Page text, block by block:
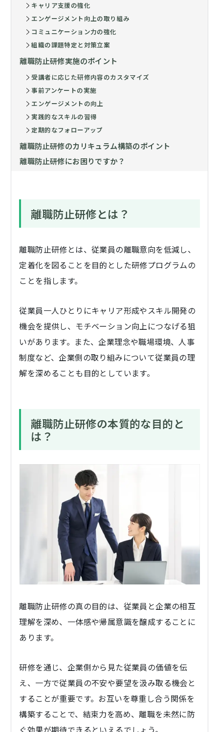
キャリア支援の強化
エンゲージメント向上の取り組み
コミュニケーション力の強化
組織の課題特定と対策立案
離職防止研修実施のポイント
受講者に応じた研修内容のカスタマイズ
事前アンケートの実施
エンゲージメントの向上
実践的なスキルの習得
定期的なフォローアップ
離職防止研修のカリキュラム構築のポイント
離職防止研修にお困りですか？
離職防止研修とは？
離職防止研修とは、従業員の離職意向を低減し、
定着化を図ることを目的とした研修プログラムの
ことを指します。
従業員一人ひとりにキャリア形成やスキル開発の
機会を提供し、モチベーション向上につなげる狙
いがあります。また、企業理念や職場環境、人事
制度など、企業側の取り組みについて従業員の理
解を深めることも目的としています。
離職防止研修の本質的な目的と
は？
離職防止研修の真の目的は、従業員と企業の相互
理解を深め、一体感や帰属意識を醸成することに
あります。
研修を通じ、企業側から見た従業員の価値を伝
え、一方で従業員の不安や要望を汲み取る機会と
することが重要です。お互いを尊重し合う関係を
構築することで、結束力を高め、離職を未然に防
ぐ効果が期待できるといえるでしょう。